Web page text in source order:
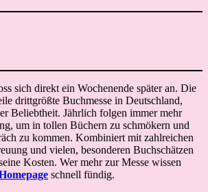
sich direkt ein Wochenende später an. Die
drittgrößte Buchmesse in Deutschland,
Beliebtheit. Jährlich folgen immer mehr
um in tollen Büchern zu schmökern und
zu kommen. Kombiniert mit zahlreichen
und vielen, besonderen Buchschätzen
Kosten. Wer mehr zur Messe wissen
schnell fündig.